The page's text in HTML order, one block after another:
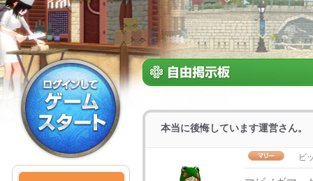
本当に後悔しています運営さん。
ビ